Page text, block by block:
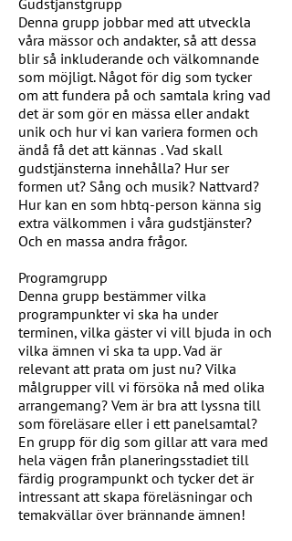
Gudstjänstgrupp
Denna grupp jobbar med att utveckla
våra mässor och andakter, så att dessa
blir så inkluderande och välkomnande
som möjligt. Något för dig som tycker
om att fundera på och samtala kring vad
det är som gör en mässa eller andakt
unik och hur vi kan variera formen och
ändå få det att kännas . Vad skall
gudstjänsterna innehålla? Hur ser
formen ut? Sång och musik? Nattvard?
Hur kan en som hbtq-person känna sig
extra välkommen i våra gudstjänster?
Och en massa andra frågor.
Programgrupp
Denna grupp bestämmer vilka
programpunkter vi ska ha under
terminen, vilka gäster vi vill bjuda in och
vilka ämnen vi ska ta upp. Vad är
relevant att prata om just nu? Vilka
målgrupper vill vi försöka nå med olika
arrangemang? Vem är bra att lyssna till
som föreläsare eller i ett panelsamtal?
En grupp för dig som gillar att vara med
hela vägen från planeringsstadiet till
färdig programpunkt och tycker det är
intressant att skapa föreläsningar och
temakvällar över brännande ämnen!